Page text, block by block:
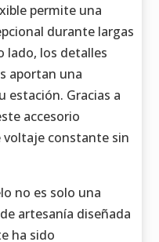
permite una
durante largas
lado, los detalles
aportan una
estación. Gracias a
accesorio
voltaje constante sin
no es solo una
artesanía diseñada
ha sido